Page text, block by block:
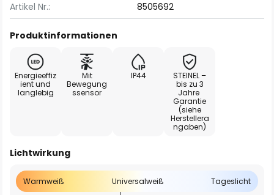
Artikel Nr.:
8505692
Produktinformationen
Energieeffiz
ient und
langlebig
Mit
Bewegung
ssensor
IP44
STEINEL –
bis zu 3
Jahre
Garantie
(siehe
Herstellera
ngaben)
Lichtwirkung
Warmweiß Universalweiß Tageslicht